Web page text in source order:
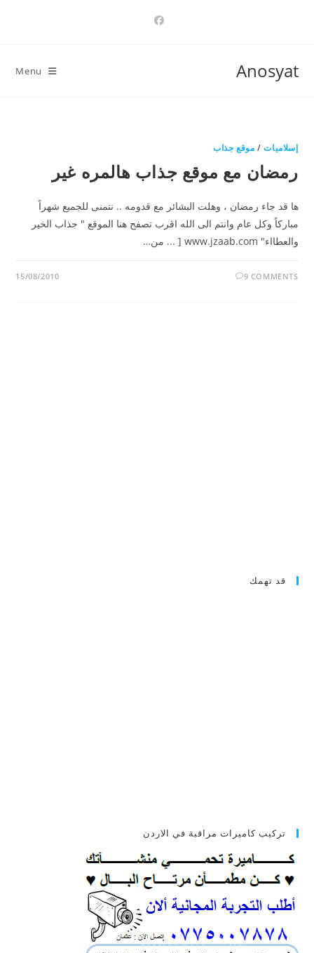
Anosyat
Menu
إسلاميات/ موقع جذاب
رمضان مع موقع جذاب هالمره غير
ها قد جاء رمضان ، وهلت البشائر مع قدومه .. نتمنى للجميع شهراً
مباركاً وكل عام وانتم الى الله اقرب تصفح هنا الموقع " جذاب الخير
والعطااء" www.jzaab.com [ ... من…
9 COMMENTS
15/08/2010
قد تهمك
تركيب كاميرات مراقبة في الاردن